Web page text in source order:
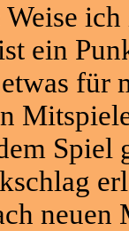
ein
für
Spiel
neuen